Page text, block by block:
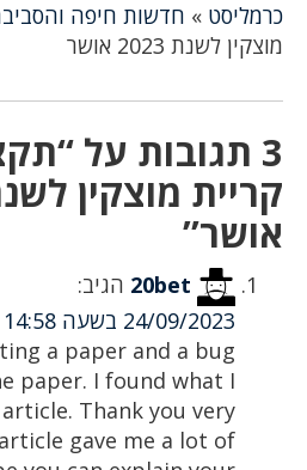
כרמליסט » חדשות חיפה
מוצקין לשנת 2023 אושר
3 תגובות על
אושר”
20bet הגיב:
24/09/2023 בשעה 14:58
a paper and a bug
paper. I found what I
Thank you very
gave me a lot of